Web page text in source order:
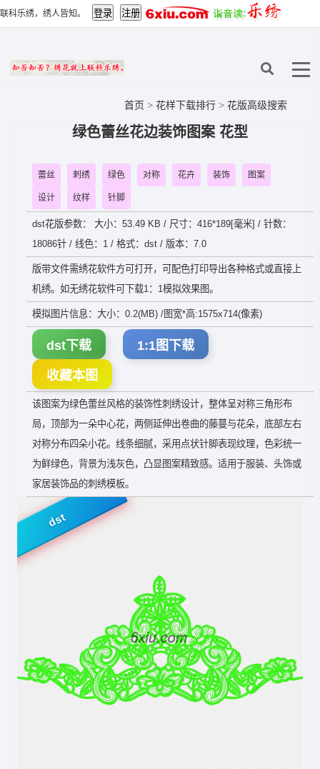
联科乐绣，绣人皆知。
首页 > 花样下载排行 > 花版高级搜索
绿色蕾丝花边装饰图案 花型
蕾丝 刺绣 绿色 对称 花卉 装饰 图案
设计 纹样 针脚
dst花版参数： 大小：53.49 KB / 尺寸：416*189[毫米] / 针数：
18086针 / 线色：1 / 格式：dst / 版本：7.0
版带文件需绣花软件方可打开，可配色打印导出各种格式或直接上
机绣。如无绣花软件可下载1：1模拟效果图。
模拟图片信息：大小：0.2(MB) /图宽*高:1575x714(像素)
dst下载 1:1图下载
收藏本图
该图案为绿色蕾丝风格的装饰性刺绣设计，整体呈对称三角形布
局，顶部为一朵中心花，两侧延伸出卷曲的藤蔓与花朵，底部左右
对称分布四朵小花。线条细腻，采用点状针脚表现纹理，色彩统一
为鲜绿色，背景为浅灰色，凸显图案精致感。适用于服装、头饰或
家居装饰品的刺绣模板。
dst